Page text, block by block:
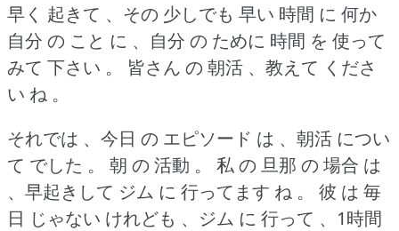
早く 起きて 、その 少しでも 早い 時間 に 何か
自分 の こと に 、自分 の ために 時間 を 使って
みて 下さい 。
皆さん の 朝活 、教えて くださ
い ね 。
それでは 、今日 の エピソード は 、朝活 につい
て でした 。
朝 の 活動 。
私 の 旦那 の 場合 は
、早起きして ジム に 行ってます ね 。
彼 は 毎
日 じゃない けれども 、ジム に 行って 、1時間